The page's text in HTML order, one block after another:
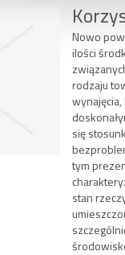
Nowo
ilości
rodzaju
się
tym
stan